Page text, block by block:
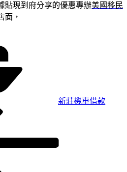
貼現到府分享的優惠專辦美國移民
面，
新莊機車借款